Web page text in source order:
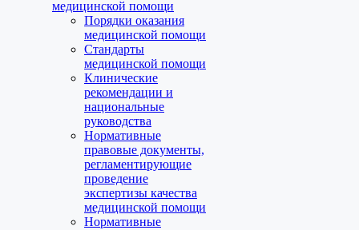
медицинской помощи
Порядки оказания
медицинской помощи
Стандарты
медицинской помощи
Клинические
рекомендации и
национальные
руководства
Нормативные
правовые документы,
регламентирующие
проведение
экспертизы качества
медицинской помощи
Нормативные